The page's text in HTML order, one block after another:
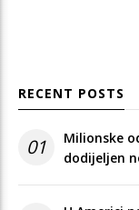
RECENT POSTS
01
Milionske
dodijeljen